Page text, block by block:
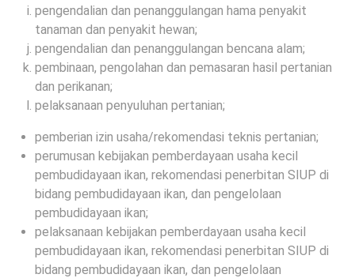
pengendalian dan penanggulangan hama penyakit
tanaman dan penyakit hewan;
pengendalian dan penanggulangan bencana alam;
pembinaan, pengolahan dan pemasaran hasil pertanian
dan perikanan;
pelaksanaan penyuluhan pertanian;
pemberian izin usaha/rekomendasi teknis pertanian;
perumusan kebijakan pemberdayaan usaha kecil
pembudidayaan ikan, rekomendasi penerbitan SIUP di
bidang pembudidayaan ikan, dan pengelolaan
pembudidayaan ikan;
pelaksanaan kebijakan pemberdayaan usaha kecil
pembudidayaan ikan, rekomendasi penerbitan SIUP di
bidang pembudidayaan ikan, dan pengelolaan